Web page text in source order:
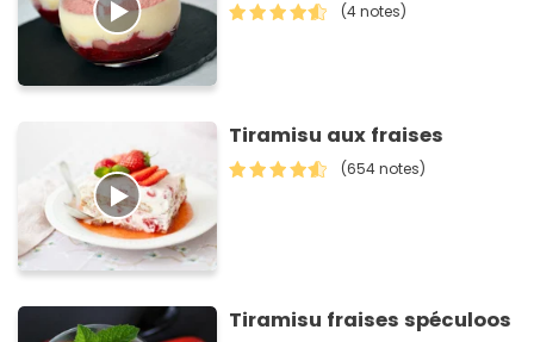
(4 notes)
Tiramisu aux fraises
(654 notes)
Tiramisu fraises spéculoos